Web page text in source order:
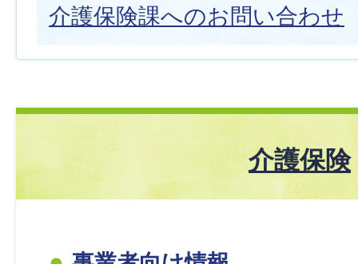
介護保険課へのお問い合わせ
介護保険